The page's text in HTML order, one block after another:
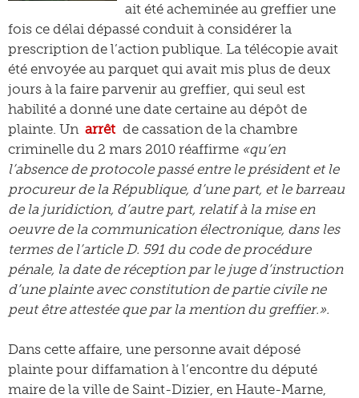
ait été acheminée au greffier une
fois ce délai dépassé conduit à considérer la
prescription de l’action publique. La télécopie avait
été envoyée au parquet qui avait mis plus de deux
jours à la faire parvenir au greffier, qui seul est
habilité a donné une date certaine au dépôt de
plainte. Un arrêt de cassation de la chambre
criminelle du 2 mars 2010 réaffirme «qu’en
l’absence de protocole passé entre le président et le
procureur de la République, d’une part, et le barreau
de la juridiction, d’autre part, relatif à la mise en
oeuvre de la communication électronique, dans les
termes de l’article D. 591 du code de procédure
pénale, la date de réception par le juge d’instruction
d’une plainte avec constitution de partie civile ne
peut être attestée que par la mention du greffier.».
Dans cette affaire, une personne avait déposé
plainte pour diffamation à l’encontre du député
maire de la ville de Saint-Dizier, en Haute-Marne,